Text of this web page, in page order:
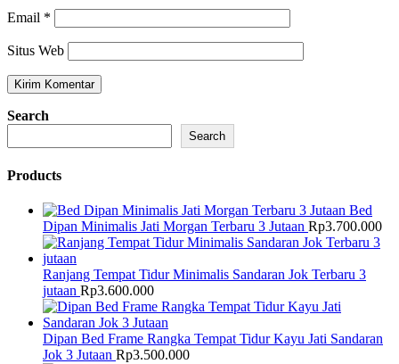
Email *
Situs Web
Search
Search
Products
Bed
Dipan Minimalis Jati Morgan Terbaru 3 Jutaan Rp3.700.000
Ranjang Tempat Tidur Minimalis Sandaran Jok Terbaru 3
jutaan Rp3.600.000
Dipan Bed Frame Rangka Tempat Tidur Kayu Jati Sandaran
Jok 3 Jutaan Rp3.500.000